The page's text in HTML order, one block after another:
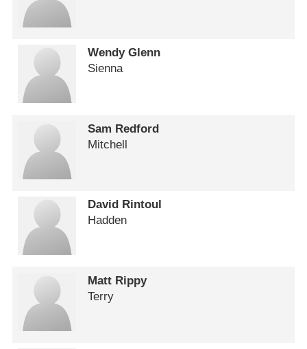
Wendy Glenn
Sienna
Sam Redford
Mitchell
David Rintoul
Hadden
Matt Rippy
Terry